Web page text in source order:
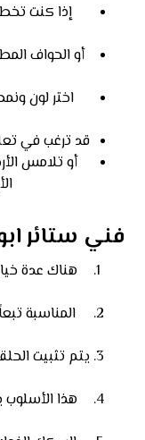
إذا كنت
أو الحواف
اختر لون
قد ترغب في
أو تلامس
فني ستائر
هناك عدة
المناسبة
يتم تثبيت
هذا